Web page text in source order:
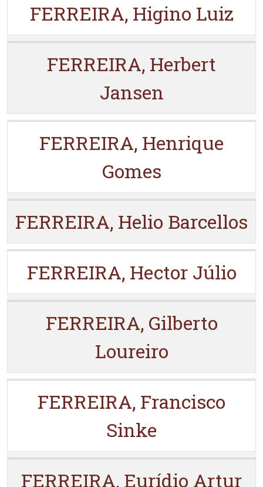
FERREIRA, Higino Luiz
FERREIRA, Herbert
Jansen
FERREIRA, Henrique
Gomes
FERREIRA, Helio Barcellos
FERREIRA, Hector Júlio
FERREIRA, Gilberto
Loureiro
FERREIRA, Francisco
Sinke
FERREIRA, Eurídio Artur